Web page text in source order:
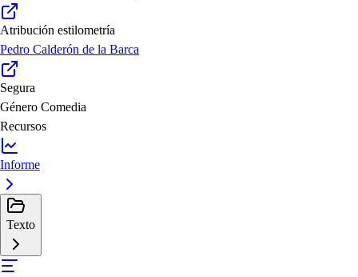
Atribución estilometría
Pedro Calderón de la Barca
Segura
Género Comedia
Recursos
Informe
Texto